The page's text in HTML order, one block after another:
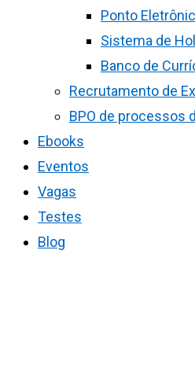
Ponto
Sistema de
Banco de
Recrutamento de
BPO de processos
Ebooks
Eventos
Vagas
Testes
Blog